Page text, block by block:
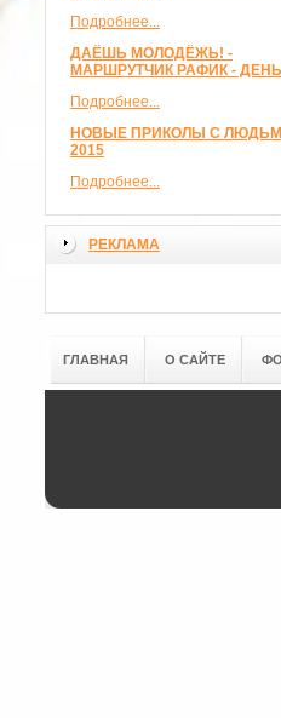
Подробнее...
ДАЁШЬ МОЛОДЁЖЬ! -
МАРШРУТЧИК РАФИК -
Подробнее...
НОВЫЕ ПРИКОЛЫ С
2015
Подробнее...
РЕКЛАМА
ГЛАВНАЯ О САЙТЕ